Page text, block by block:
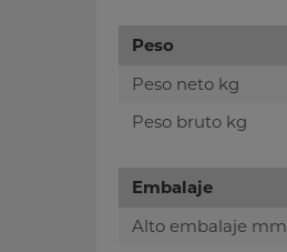
Peso
Peso neto kg
Peso bruto kg
Embalaje
Alto embalaje mm